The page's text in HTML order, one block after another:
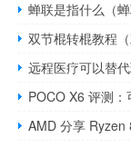
蝉联是指什么（蝉
双节棍转棍教程（
远程医疗可以替
POCO X6 评测
AMD 分享